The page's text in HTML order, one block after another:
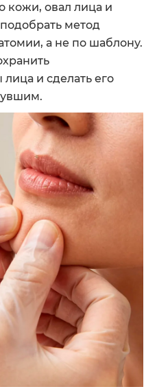
кожи, овал лица и
метод
а не по шаблону.
и сделать его